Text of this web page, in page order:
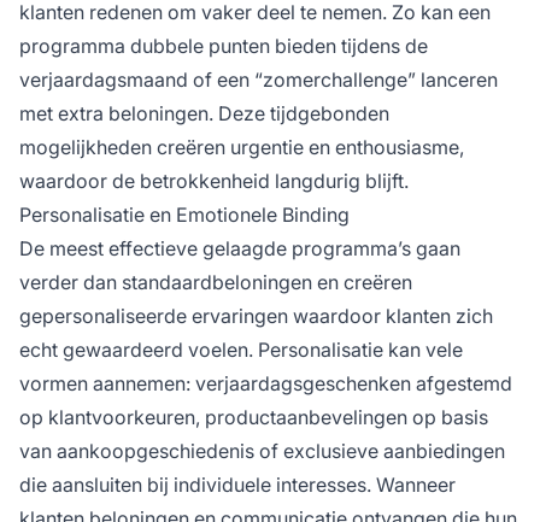
klanten redenen om vaker deel te nemen. Zo kan een
programma dubbele punten bieden tijdens de
verjaardagsmaand of een “zomerchallenge” lanceren
met extra beloningen. Deze tijdgebonden
mogelijkheden creëren urgentie en enthousiasme,
waardoor de betrokkenheid langdurig blijft.
Personalisatie en Emotionele Binding
De meest effectieve gelaagde programma’s gaan
verder dan standaardbeloningen en creëren
gepersonaliseerde ervaringen waardoor klanten zich
echt gewaardeerd voelen. Personalisatie kan vele
vormen aannemen: verjaardagsgeschenken afgestemd
op klantvoorkeuren, productaanbevelingen op basis
van aankoopgeschiedenis of exclusieve aanbiedingen
die aansluiten bij individuele interesses. Wanneer